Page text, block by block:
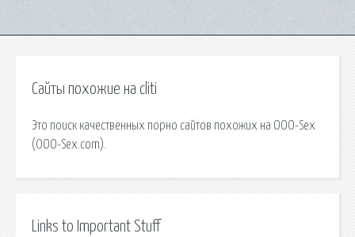
Сайты похожие на cliti
Это поиск качественных порно сайтов похожих на OOO-Sex
(OOO-Sex.com).
Links to Important Stuff